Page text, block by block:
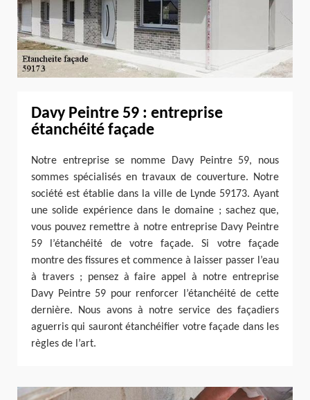
Davy Peintre 59 : entreprise
étanchéité façade
Notre entreprise se nomme Davy Peintre 59, nous
sommes spécialisés en travaux de couverture. Notre
société est établie dans la ville de Lynde 59173. Ayant
une solide expérience dans le domaine ; sachez que,
vous pouvez remettre à notre entreprise Davy Peintre
59 l’étanchéité de votre façade. Si votre façade
montre des fissures et commence à laisser passer l’eau
à travers ; pensez à faire appel à notre entreprise
Davy Peintre 59 pour renforcer l’étanchéité de cette
dernière. Nous avons à notre service des façadiers
aguerris qui sauront étanchéifier votre façade dans les
règles de l’art.